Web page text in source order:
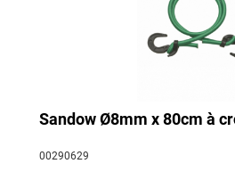
Sandow Ø8mm x 80cm à
00290629